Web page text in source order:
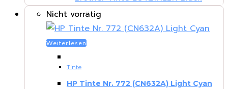
Nicht vorrätig
Weiterlesen
Tinte
HP Tinte Nr. 772 (CN632A) Light Cyan